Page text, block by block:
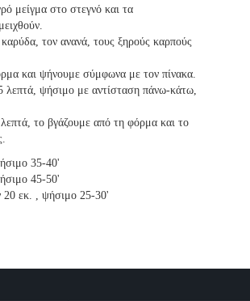
μείγμα στο στεγνό και τα
τον ανανά, τους ξηρούς καρπούς
και ψήνουμε σύμφωνα με τον πίνακα.
ψήσιμο με αντίσταση πάνω-κάτω,
το βγάζουμε από τη φόρμα και το
35-40'
45-50'
20 εκ. , ψήσιμο 25-30'